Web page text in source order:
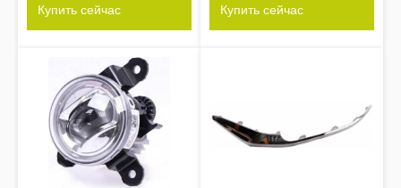
Купить сейчас Купить сейчас